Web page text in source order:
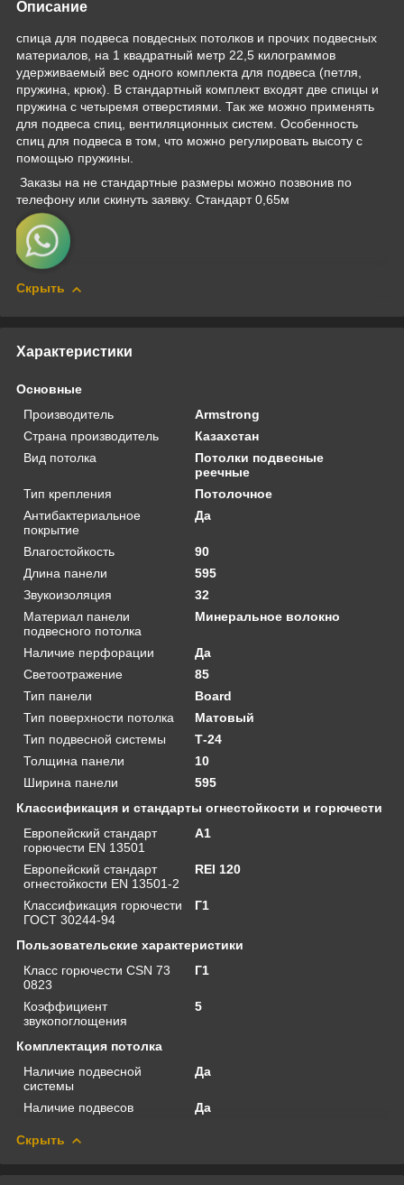
Описание
спица для подвеса повдесных потолков и прочих подвесных
материалов, на 1 квадратный метр 22,5 килограммов
удерживаемый вес одного комплекта для подвеса (петля,
пружина, крюк). В стандартный комплект входят две спицы и
пружина с четыремя отверстиями. Так же можно применять
для подвеса спиц, вентиляционных систем. Особенность
спиц для подвеса в том, что можно регулировать высоту с
помощью пружины.
Заказы на не стандартные размеры можно позвонив по
телефону или скинуть заявку. Стандарт 0,65м
Скрыть
Характеристики
Основные
Производитель
Armstrong
Страна производитель
Казахстан
Вид потолка
Потолки подвесные
реечные
Тип крепления
Потолочное
Антибактериальное
покрытие
Да
Влагостойкость
90
Длина панели
595
Звукоизоляция
32
Материал панели
подвесного потолка
Минеральное волокно
Наличие перфорации
Да
Светоотражение
85
Тип панели
Board
Тип поверхности потолка
Матовый
Тип подвесной системы
Т-24
Толщина панели
10
Ширина панели
595
Классификация и стандарты огнестойкости и горючести
Европейский стандарт
горючести EN 13501
A1
Европейский стандарт
огнестойкости EN 13501-2
REI 120
Классификация горючести
ГОСТ 30244-94
Г1
Пользовательские характеристики
Класс горючести CSN 73
0823
Г1
Коэффициент
звукопоглощения
5
Комплектация потолка
Наличие подвесной
системы
Да
Наличие подвесов Да
Скрыть